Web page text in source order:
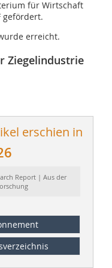
für Wirtschaft
gefördert.
erreicht.
Ziegelindustrie
erschien in
Report | Aus der